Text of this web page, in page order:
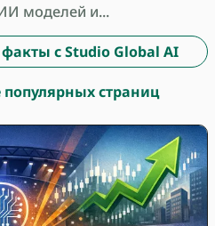
моделей и...
с Studio Global AI
страниц